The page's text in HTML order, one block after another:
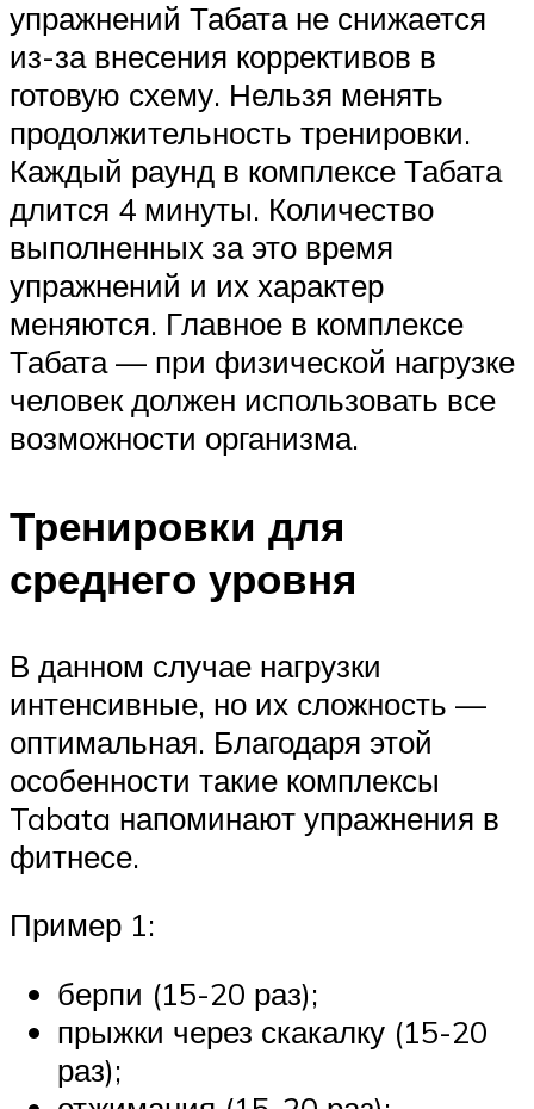
упражнений Табата не снижается
из-за внесения коррективов в
готовую схему. Нельзя менять
продолжительность тренировки.
Каждый раунд в комплексе Табата
длится 4 минуты. Количество
выполненных за это время
упражнений и их характер
меняются. Главное в комплексе
Табата — при физической нагрузке
человек должен использовать все
возможности организма.
Тренировки для
среднего уровня
В данном случае нагрузки
интенсивные, но их сложность —
оптимальная. Благодаря этой
особенности такие комплексы
Tabata напоминают упражнения в
фитнесе.
Пример 1:
берпи (15-20 раз);
прыжки через скакалку (15-20
раз);